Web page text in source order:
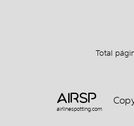
Total
AIRSP
airlinespotting.com